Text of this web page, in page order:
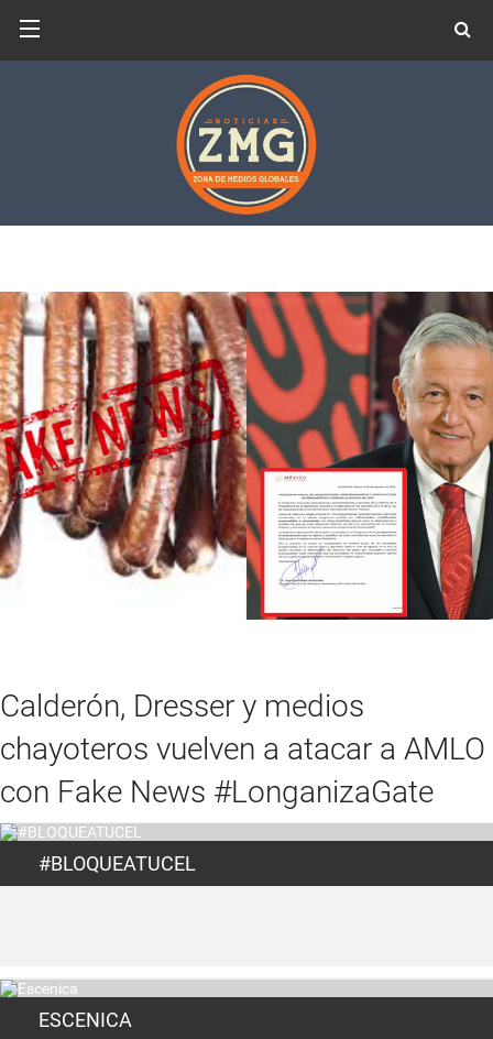
Calderón, Dresser y medios
chayoteros vuelven a atacar a AMLO
con Fake News #LonganizaGate
#BLOQUEATUCEL
ESCENICA